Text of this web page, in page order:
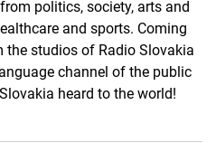
politics, society, arts and
and sports. Coming
studios of Radio Slovakia
channel of the public
heard to the world!